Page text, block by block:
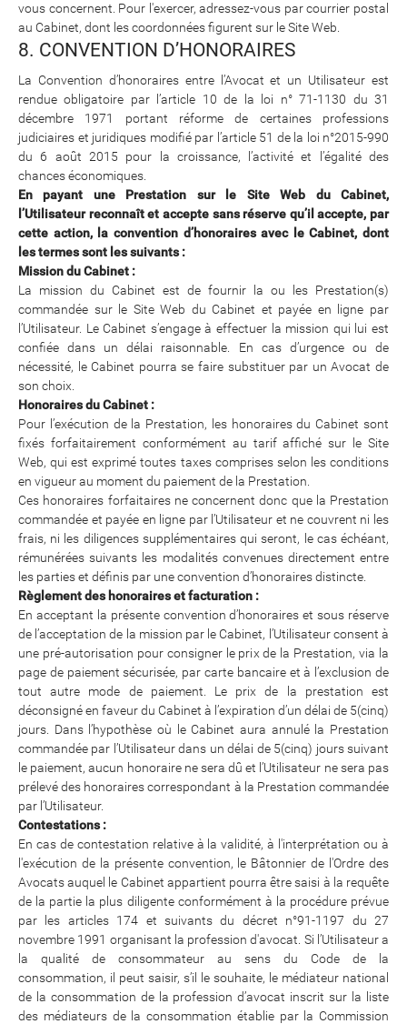
vous concernent. Pour l'exercer, adressez-vous par courrier postal
au Cabinet, dont les coordonnées figurent sur le Site Web.
8. CONVENTION D’HONORAIRES
La Convention d’honoraires entre l’Avocat et un Utilisateur est
rendue obligatoire par l’article 10 de la loi n° 71-1130 du 31
décembre 1971 portant réforme de certaines professions
judiciaires et juridiques modifié par l’article 51 de la loi n°2015-990
du 6 août 2015 pour la croissance, l’activité et l’égalité des
chances économiques.
En payant une Prestation sur le Site Web du Cabinet,
l’Utilisateur reconnaît et accepte sans réserve qu’il accepte, par
cette action, la convention d’honoraires avec le Cabinet, dont
les termes sont les suivants :
Mission du Cabinet :
La mission du Cabinet est de fournir la ou les Prestation(s)
commandée sur le Site Web du Cabinet et payée en ligne par
l’Utilisateur. Le Cabinet s’engage à effectuer la mission qui lui est
confiée dans un délai raisonnable. En cas d’urgence ou de
nécessité, le Cabinet pourra se faire substituer par un Avocat de
son choix.
Honoraires du Cabinet :
Pour l’exécution de la Prestation, les honoraires du Cabinet sont
fixés forfaitairement conformément au tarif affiché sur le Site
Web, qui est exprimé toutes taxes comprises selon les conditions
en vigueur au moment du paiement de la Prestation.
Ces honoraires forfaitaires ne concernent donc que la Prestation
commandée et payée en ligne par l’Utilisateur et ne couvrent ni les
frais, ni les diligences supplémentaires qui seront, le cas échéant,
rémunérées suivants les modalités convenues directement entre
les parties et définis par une convention d’honoraires distincte.
Règlement des honoraires et facturation :
En acceptant la présente convention d’honoraires et sous réserve
de l’acceptation de la mission par le Cabinet, l’Utilisateur consent à
une pré-autorisation pour consigner le prix de la Prestation, via la
page de paiement sécurisée, par carte bancaire et à l’exclusion de
tout autre mode de paiement. Le prix de la prestation est
déconsigné en faveur du Cabinet à l’expiration d’un délai de 5(cinq)
jours. Dans l’hypothèse où le Cabinet aura annulé la Prestation
commandée par l’Utilisateur dans un délai de 5(cinq) jours suivant
le paiement, aucun honoraire ne sera dû et l’Utilisateur ne sera pas
prélevé des honoraires correspondant à la Prestation commandée
par l’Utilisateur.
Contestations :
En cas de contestation relative à la validité, à l'interprétation ou à
l'exécution de la présente convention, le Bâtonnier de l'Ordre des
Avocats auquel le Cabinet appartient pourra être saisi à la requête
de la partie la plus diligente conformément à la procédure prévue
par les articles 174 et suivants du décret n°91-1197 du 27
novembre 1991 organisant la profession d'avocat. Si l’Utilisateur a
la qualité de consommateur au sens du Code de la
consommation, il peut saisir, s’il le souhaite, le médiateur national
de la consommation de la profession d’avocat inscrit sur la liste
des médiateurs de la consommation établie par la Commission